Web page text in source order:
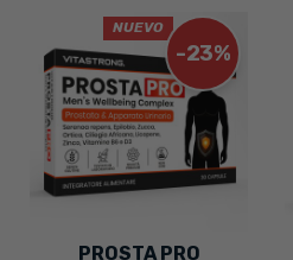
-23%
NUEVO
PROSTA PRO